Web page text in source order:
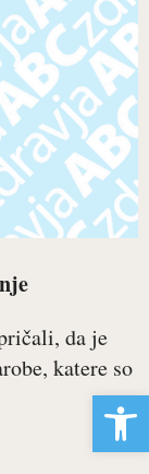
da je
katere so